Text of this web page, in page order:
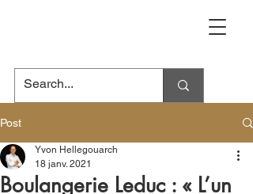
Post
Boulangerie Leduc : « L’un
Yvon Hellegouarch
18 janv. 2021